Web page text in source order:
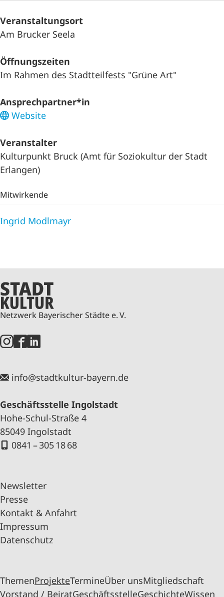
Veranstaltungsort
Am Brucker Seela
Öffnungszeiten
Im Rahmen des Stadtteilfests "Grüne Art"
Ansprechpartner*in
Website
Veranstalter
Kulturpunkt Bruck (Amt für Soziokultur der Stadt
Erlangen)
Mitwirkende
Ingrid Modlmayr
Netzwerk Bayerischer Städte e. V.
info@stadtkultur-bayern.de
Geschäftsstelle Ingolstadt
Hohe-Schul-Straße 4
85049 Ingolstadt
0841 – 305 18 68
Newsletter
Presse
Kontakt & Anfahrt
Impressum
Datenschutz
ThemenProjekteTermineÜber unsMitgliedschaft
Vorstand / BeiratGeschäftsstelleGeschichteWissen